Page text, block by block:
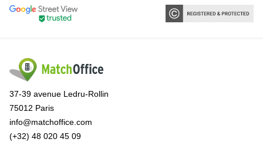
37-39 avenue Ledru-Rollin
75012 Paris
info@matchoffice.com
(+32) 48 020 45 09